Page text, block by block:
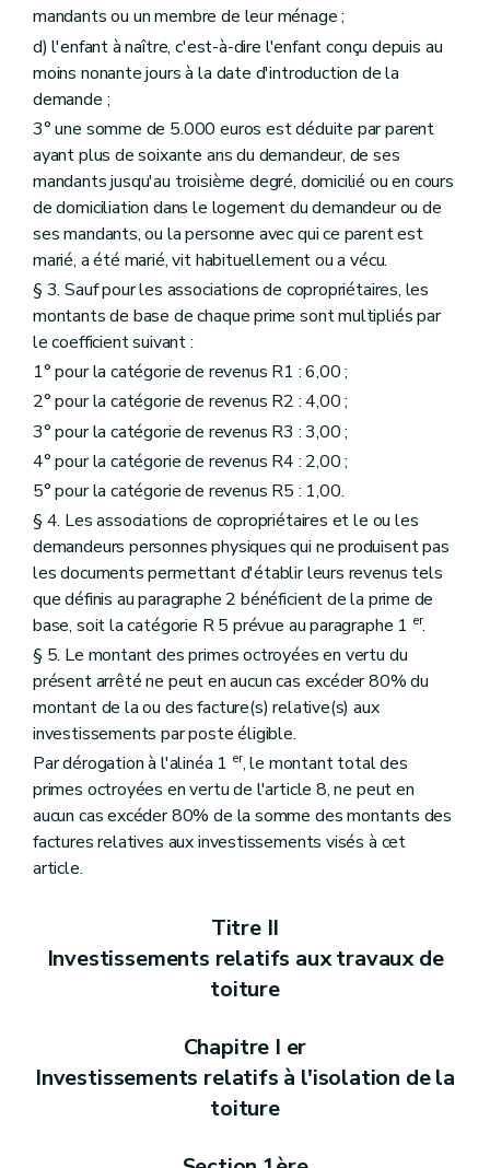
mandants ou un membre de leur ménage ;
d) l'enfant à naître, c'est-à-dire l'enfant conçu depuis au
moins nonante jours à la date d'introduction de la
demande ;
3° une somme de 5.000 euros est déduite par parent
ayant plus de soixante ans du demandeur, de ses
mandants jusqu'au troisième degré, domicilié ou en cours
de domiciliation dans le logement du demandeur ou de
ses mandants, ou la personne avec qui ce parent est
marié, a été marié, vit habituellement ou a vécu.
§ 3. Sauf pour les associations de copropriétaires, les
montants de base de chaque prime sont multipliés par
le coefficient suivant :
1° pour la catégorie de revenus R1 : 6,00 ;
2° pour la catégorie de revenus R2 : 4,00 ;
3° pour la catégorie de revenus R3 : 3,00 ;
4° pour la catégorie de revenus R4 : 2,00 ;
5° pour la catégorie de revenus R5 : 1,00.
§ 4. Les associations de copropriétaires et le ou les
demandeurs personnes physiques qui ne produisent pas
les documents permettant d'établir leurs revenus tels
que définis au paragraphe 2 bénéficient de la prime de
base, soit la catégorie R 5 prévue au paragraphe 1 er.
§ 5. Le montant des primes octroyées en vertu du
présent arrêté ne peut en aucun cas excéder 80% du
montant de la ou des facture(s) relative(s) aux
investissements par poste éligible.
Par dérogation à l'alinéa 1 er, le montant total des
primes octroyées en vertu de l'article 8, ne peut en
aucun cas excéder 80% de la somme des montants des
factures relatives aux investissements visés à cet
article.
Titre II
Investissements relatifs aux travaux de
toiture
Chapitre I er
Investissements relatifs à l'isolation de la
toiture